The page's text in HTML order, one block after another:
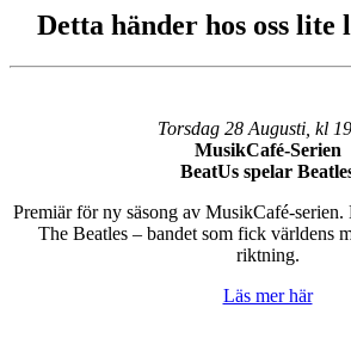
Detta händer hos oss lite
Torsdag 28 Augusti, kl
MusikCafé-Serien
BeatUs spelar
Premiär för ny säsong av MusikCafé-
The Beatles – bandet som fick världens
riktning.
Läs mer här